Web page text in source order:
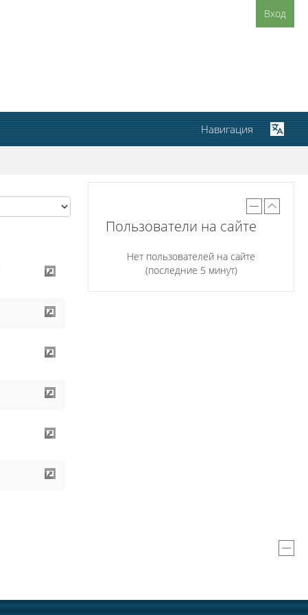
Вход
Пользователи на сайте
Нет пользователей на сайте
(последние 5 минут)
Навигация